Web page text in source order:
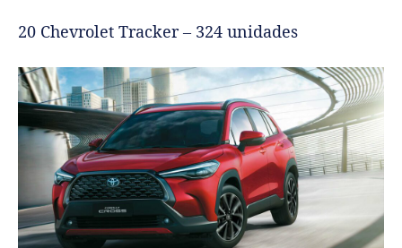
20 Chevrolet Tracker – 324 unidades